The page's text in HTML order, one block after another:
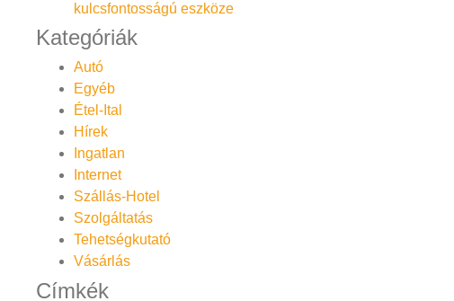
kulcsfontosságú eszköze
Kategóriák
Autó
Egyéb
Étel-Ital
Hírek
Ingatlan
Internet
Szállás-Hotel
Szolgáltatás
Tehetségkutató
Vásárlás
Címkék